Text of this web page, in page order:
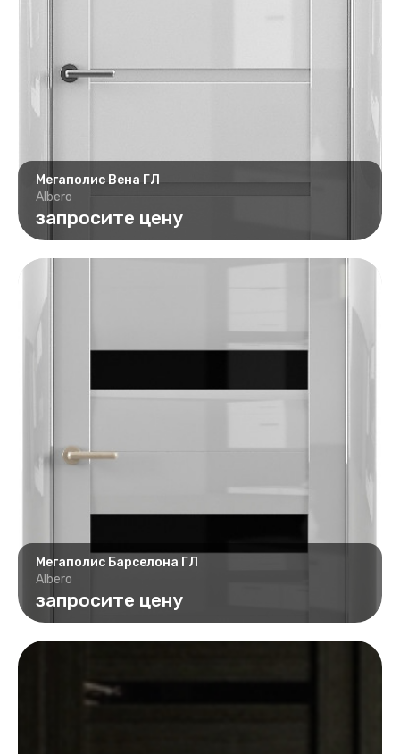
Мегаполис Вена ГЛ
Albero
запросите цену
Мегаполис Барселона ГЛ
Albero
запросите цену